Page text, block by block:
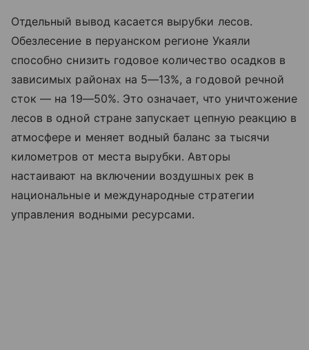
Отдельный вывод касается вырубки лесов.
Обезлесение в перуанском регионе Укаяли
способно снизить годовое количество осадков в
зависимых районах на 5—13%, а годовой речной
сток — на 19—50%. Это означает, что уничтожение
лесов в одной стране запускает цепную реакцию в
атмосфере и меняет водный баланс за тысячи
километров от места вырубки. Авторы
настаивают на включении воздушных рек в
национальные и международные стратегии
управления водными ресурсами.